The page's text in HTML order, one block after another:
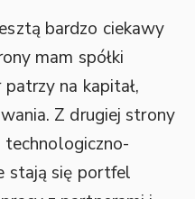
bardzo ciekawy
mam spółki
na kapitał,
Z drugiej strony
stają się portfel